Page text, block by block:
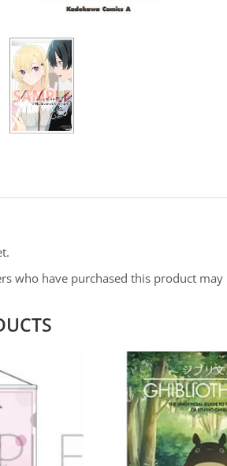
who have purchased this product may